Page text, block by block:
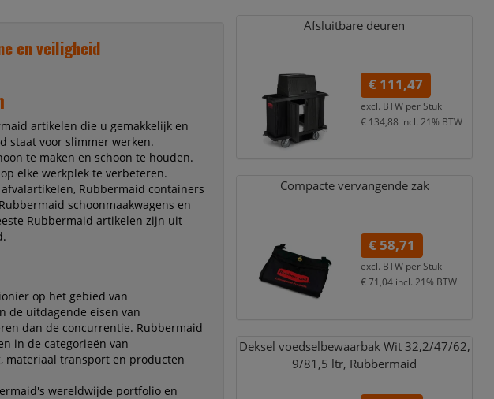
en veiligheid
artikelen die u gemakkelijk en
staat voor slimmer werken.
te maken en schoon te houden.
elke werkplek te verbeteren.
Rubbermaid containers
schoonmaakwagens en
Rubbermaid artikelen zijn uit
op het gebied van
de uitdagende eisen van
dan de concurrentie. Rubbermaid
in de categorieën van
materiaal transport en producten
wereldwijde portfolio en
Afsluitbare deuren
€ 111,47
excl. BTW per Stuk
€ 134,88 incl. 21% BTW
Compacte vervangende zak
€ 58,71
excl. BTW per Stuk
€ 71,04 incl. 21% BTW
Deksel voedselbewaarbak Wit 32,2/47/62,
9/81,5 ltr, Rubbermaid